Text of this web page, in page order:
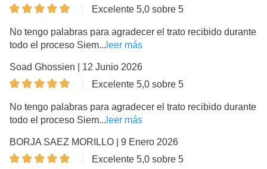
Excelente 5,0 sobre 5
No tengo palabras para agradecer el trato recibido durante
todo el proceso Siem... leer más
Soad Ghossien | 12 Junio 2026
Excelente 5,0 sobre 5
No tengo palabras para agradecer el trato recibido durante
todo el proceso Siem... leer más
BORJA SAEZ MORILLO | 9 Enero 2026
Excelente 5,0 sobre 5